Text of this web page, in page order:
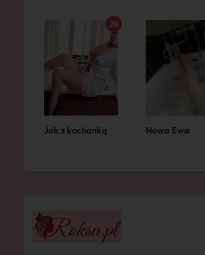
Jak z kochanką
28
Nowa Ewa